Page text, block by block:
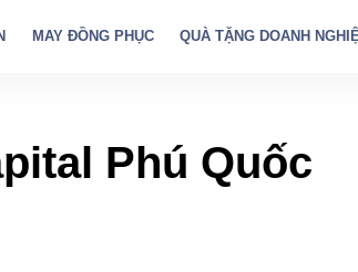
MAY ĐỒNG PHỤC QUÀ TẶNG DOANH
Phú Quốc